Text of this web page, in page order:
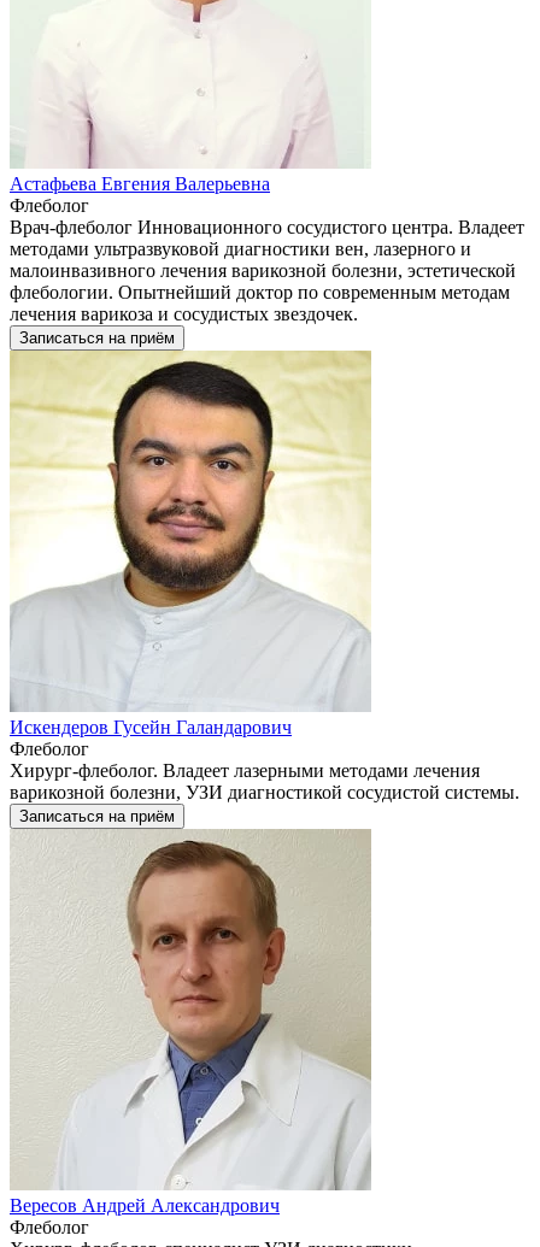
Астафьева Евгения Валерьевна
Флеболог
Врач-флеболог Инновационного сосудистого центра. Владеет
методами ультразвуковой диагностики вен, лазерного и
малоинвазивного лечения варикозной болезни, эстетической
флебологии. Опытнейший доктор по современным методам
лечения варикоза и сосудистых звездочек.
Записаться на приём
Искендеров Гусейн Галандарович
Флеболог
Хирург-флеболог. Владеет лазерными методами лечения
варикозной болезни, УЗИ диагностикой сосудистой системы.
Записаться на приём
Вересов Андрей Александрович
Флеболог